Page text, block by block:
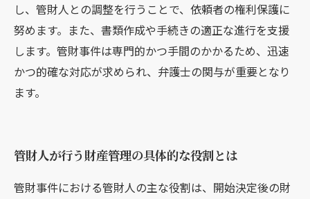
し、管財人との調整を行うことで、依頼者の権利保護に
努めます。また、書類作成や手続きの適正な進行を支援
します。管財事件は専門的かつ手間のかかるため、迅速
かつ的確な対応が求められ、弁護士の関与が重要となり
ます。
管財人が行う財産管理の具体的な役割とは
管財事件における管財人の主な役割は、開始決定後の財